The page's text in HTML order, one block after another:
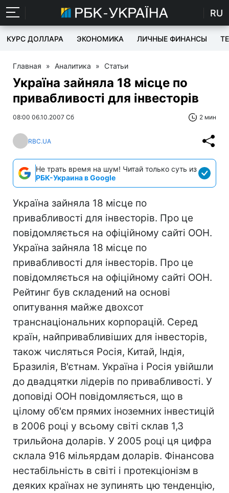
RU
КУРС ДОЛЛАРА ЭКОНОМИКА ЛИЧНЫЕ ФИНАНСЫ
Главная » Аналитика » Статьи
Україна зайняла 18 місце по
привабливості для інвесторів
08:00 06.10.2007 Сб 2 мин
RBC.UA
Не трать время на шум! Читай только суть из
РБК-Украина в Google
Україна зайняла 18 місце по
привабливості для інвесторів. Про це
повідомляється на офіційному сайті ООН.
Україна зайняла 18 місце по
привабливості для інвесторів. Про це
повідомляється на офіційному сайті ООН.
Рейтинг був складений на основі
опитування майже двохсот
транснаціональних корпорацій. Серед
країн, найпривабливіших для інвесторів,
також числяться Росія, Китай, Індія,
Бразилія, В'єтнам. Україна і Росія увійшли
до двадцятки лідерів по привабливості. У
доповіді ООН повідомляється, що в
цілому об'єм прямих іноземних інвестицій
в 2006 році у всьому світі склав 1,3
трильйона доларів. У 2005 році ця цифра
склала 916 мільярдам доларів. Фінансова
нестабільність в світі і протекціонізм в
деяких країнах не зупинять цю тенденцію,